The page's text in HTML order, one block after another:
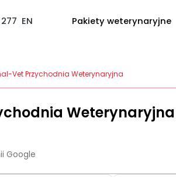
EN Pakiety weterynaryjne
Vet Przychodnia Weterynaryjna
Weterynaryjna
Google